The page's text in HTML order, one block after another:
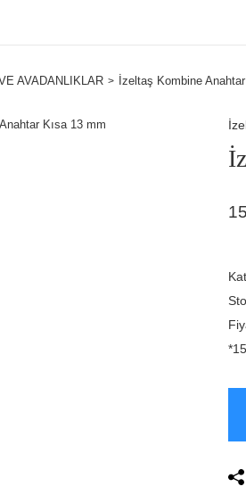
AVADANLIKLAR İzeltaş Kombine